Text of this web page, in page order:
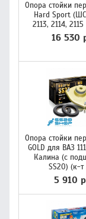
Опора стойки
Hard Sport
2113, 2114,
16 530
Опора стойки
GOLD для ВАЗ
Калина (с
SS20) (к-
5 910